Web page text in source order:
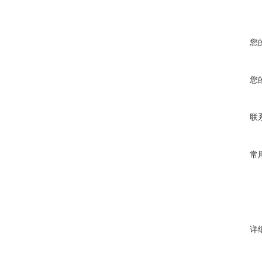
您
您
联
常
详